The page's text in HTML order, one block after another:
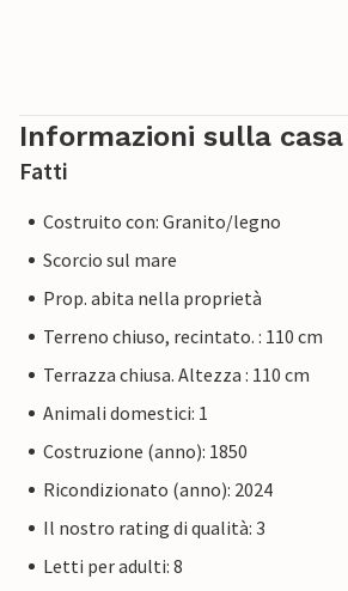
Informazioni sulla casa
Fatti
Costruito con: Granito/legno
Scorcio sul mare
Prop. abita nella proprietà
Terreno chiuso, recintato. : 110 cm
Terrazza chiusa. Altezza : 110 cm
Animali domestici: 1
Costruzione (anno): 1850
Ricondizionato (anno): 2024
Il nostro rating di qualità: 3
Letti per adulti: 8